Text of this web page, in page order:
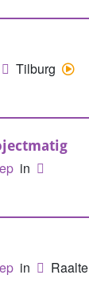
Tilburg
in
in Raalte